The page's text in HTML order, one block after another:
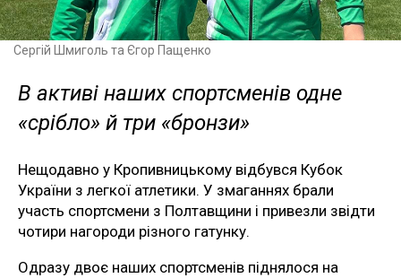
Сергій Шмиголь та Єгор Пащенко
В активі наших спортсменів одне
«срібло» й три «бронзи»
Нещодавно у Кропивницькому відбувся Кубок
України з легкої атлетики. У змаганнях брали
участь спортсмени з Полтавщини і привезли звідти
чотири нагороди різного гатунку.
Одразу двоє наших спортсменів піднялося на